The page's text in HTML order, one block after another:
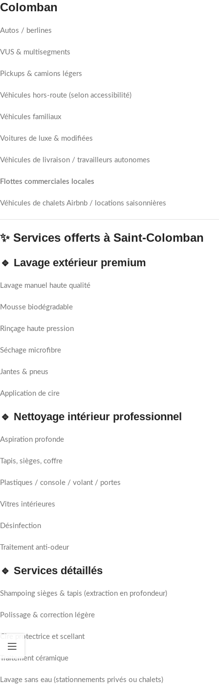
Colomban
Autos / berlines
VUS & multisegments
Pickups & camions légers
Véhicules hors-route (selon accessibilité)
Véhicules familiaux
Voitures de luxe & modifiées
Véhicules de livraison / travailleurs autonomes
Flottes commerciales locales
Véhicules de chalets Airbnb / locations saisonnières
✨ Services offerts à Saint-Colomban
🔹 Lavage extérieur premium
Lavage manuel haute qualité
Mousse biodégradable
Rinçage haute pression
Séchage microfibre
Jantes & pneus
Application de cire
🔹 Nettoyage intérieur professionnel
Aspiration profonde
Tapis, sièges, coffre
Plastiques / console / volant / portes
Vitres intérieures
Désinfection
Traitement anti-odeur
🔹 Services détaillés
Shampoing sièges & tapis (extraction en profondeur)
Polissage & correction légère
Cire protectrice et scellant
Traitement céramique
Lavage sans eau (stationnements privés ou chalets)